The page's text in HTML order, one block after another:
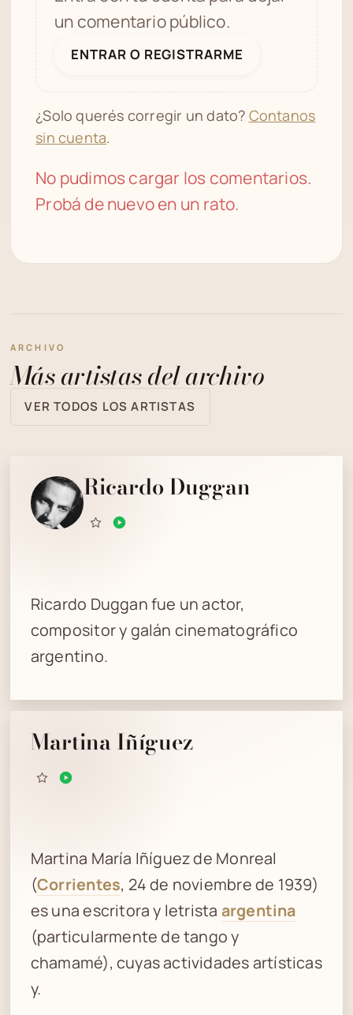
un comentario público.
ENTRAR O REGISTRARME
¿Solo querés corregir un dato? Contanos
sin cuenta.
No pudimos cargar los comentarios.
Probá de nuevo en un rato.
ARCHIVO
Más artistas del archivo
VER TODOS LOS ARTISTAS
Ricardo Duggan
Ricardo Duggan fue un actor,
compositor y galán cinematográfico
argentino.
Martina Iñíguez
Martina María Iñíguez de Monreal
(Corrientes, 24 de noviembre de 1939)
es una escritora y letrista argentina
(particularmente de tango y
chamamé), cuyas actividades artísticas
y.